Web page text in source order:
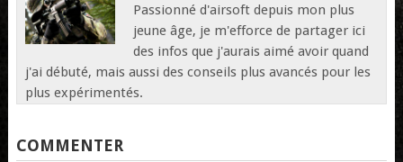
Passionné d'airsoft depuis mon plus
jeune âge, je m'efforce de partager ici
des infos que j'aurais aimé avoir quand
j'ai débuté, mais aussi des conseils plus avancés pour les
plus expérimentés.
COMMENTER